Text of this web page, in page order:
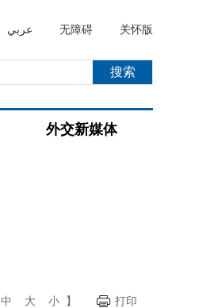
عربي 无障碍 关怀版
外交新媒体
中 大 小 】 打印